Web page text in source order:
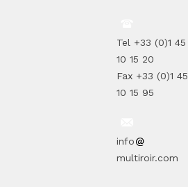
Tel +33 (0)1 45
10 15 20
Fax +33 (0)1 45
10 15 95
info
multiroir.com